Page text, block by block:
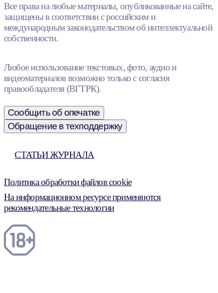
Все права на любые материалы, опубликованные на сайте,
защищены в соответствии с российским и
международным законодательством об интеллектуальной
собственности.
Любое использование текстовых, фото, аудио и
видеоматериалов возможно только с согласия
правообладателя (ВГТРК).
Сообщить об опечатке
Обращение в техподдержку
СТАТЬИ ЖУРНАЛА
Политика обработки файлов cookie
На информационном ресурсе применяются
рекомендательные технологии